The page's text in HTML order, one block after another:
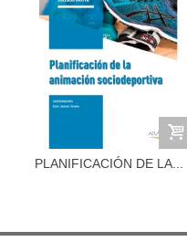
PLANIFICACIÓN DE LA...